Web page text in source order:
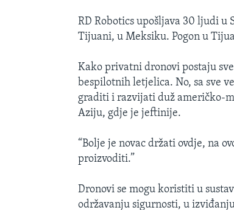
RD Robotics upošljava 30 ljudi u
Tijuani, u Meksiku. Pogon u
Kako privatni dronovi postaju
bespilotnih letjelica. No, sa sve
graditi i razvijati duž američko-
Aziju, gdje je jeftinije.
“Bolje je novac držati ovdje, na
proizvoditi.”
Dronovi se mogu koristiti u
održavanju sigurnosti, u